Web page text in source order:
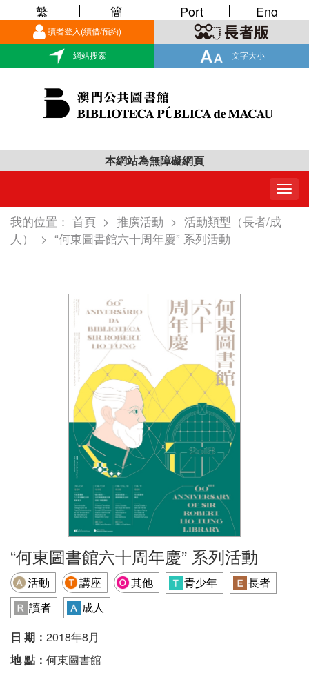
讀者登入(續借/預約)
網站搜索 文字大小
繁 簡 Port Eng
本網站為無障礙網頁
我的位置： 首頁 > 推廣活動 > 活動類型（長者/成
人）
> “何東圖書館六十周年慶” 系列活動
“何東圖書館六十周年慶” 系列活動
活動 講座 其他 青少年
長者
讀者
成人
日 期： 2018年8月
地 點： 何東圖書館